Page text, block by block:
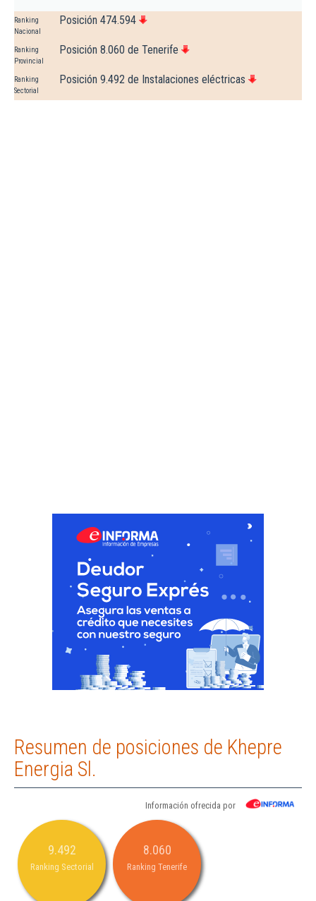
Ranking
Nacional
Posición 474.594
Ranking
Provincial
Posición 8.060 de Tenerife
Ranking
Sectorial
Posición 9.492 de Instalaciones eléctricas
Resumen de posiciones de Khepre
Energia Sl.
Información ofrecida por
9.492
Ranking Sectorial
8.060
Ranking Tenerife